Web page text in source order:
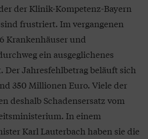
der Klinik-Kompetenz-Bayern
sind frustriert. Im vergangenen
Krankenhäuser und
ein ausgeglichenes
Der Jahresfehlbetrag beläuft sich
350 Millionen Euro. Viele der
deshalb Schadensersatz vom
In einem
Karl Lauterbach haben sie die